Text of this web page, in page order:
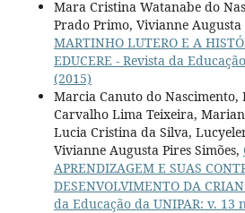
Mara Cristina Watanabe do
Prado Primo, Vivianne Augusta
MARTINHO LUTERO E A
EDUCERE - Revista da
(2015)
Marcia Canuto do
Carvalho Lima Teixeira,
Lucia Cristina da Silva,
Vivianne Augusta Pires Simões,
APRENDIZAGEM E SUAS
DESENVOLVIMENTO DA
da Educação da UNIPAR: v. 13